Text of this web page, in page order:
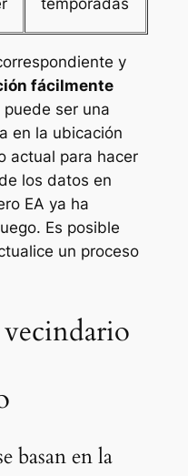
y
fácilmente
ser una
en la ubicación
actual para hacer
los datos en
EA ya ha
Es posible
un proceso
basan en la